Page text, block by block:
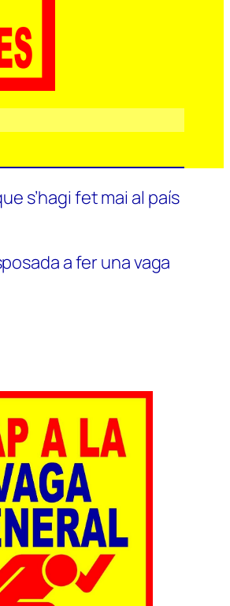
s’hagi fet mai al país
a fer una vaga